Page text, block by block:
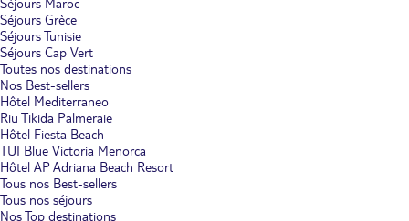
Séjours Maroc
Séjours Grèce
Séjours Tunisie
Séjours Cap Vert
Toutes nos destinations
Nos Best-sellers
Hôtel Mediterraneo
Riu Tikida Palmeraie
Hôtel Fiesta Beach
TUI Blue Victoria Menorca
Hôtel AP Adriana Beach Resort
Tous nos Best-sellers
Tous nos séjours
Nos Top destinations